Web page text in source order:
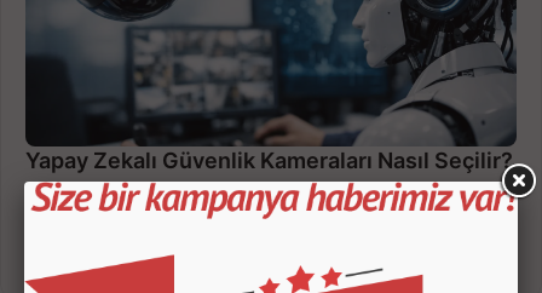
Yapay Zekalı Güvenlik Kameraları Nasıl Seçilir?
Yapay zekalı güvenlik kameraları; insan, araç ve hareket
ayrımıyla daha az yanlış uyarı sunar. Ev ve iş yeriniz için doğru
14 Temmuz 2026